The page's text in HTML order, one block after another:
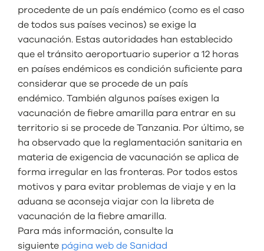
procedente de un país endémico (como es el caso
de todos sus países vecinos) se exige la
vacunación. Estas autoridades han establecido
que el tránsito aeroportuario superior a 12 horas
en países endémicos es condición suficiente para
considerar que se procede de un país
endémico. También algunos países exigen la
vacunación de fiebre amarilla para entrar en su
territorio si se procede de Tanzania. Por último, se
ha observado que la reglamentación sanitaria en
materia de exigencia de vacunación se aplica de
forma irregular en las fronteras. Por todos estos
motivos y para evitar problemas de viaje y en la
aduana se aconseja viajar con la libreta de
vacunación de la fiebre amarilla.
Para más información, consulte la
siguiente página web de Sanidad